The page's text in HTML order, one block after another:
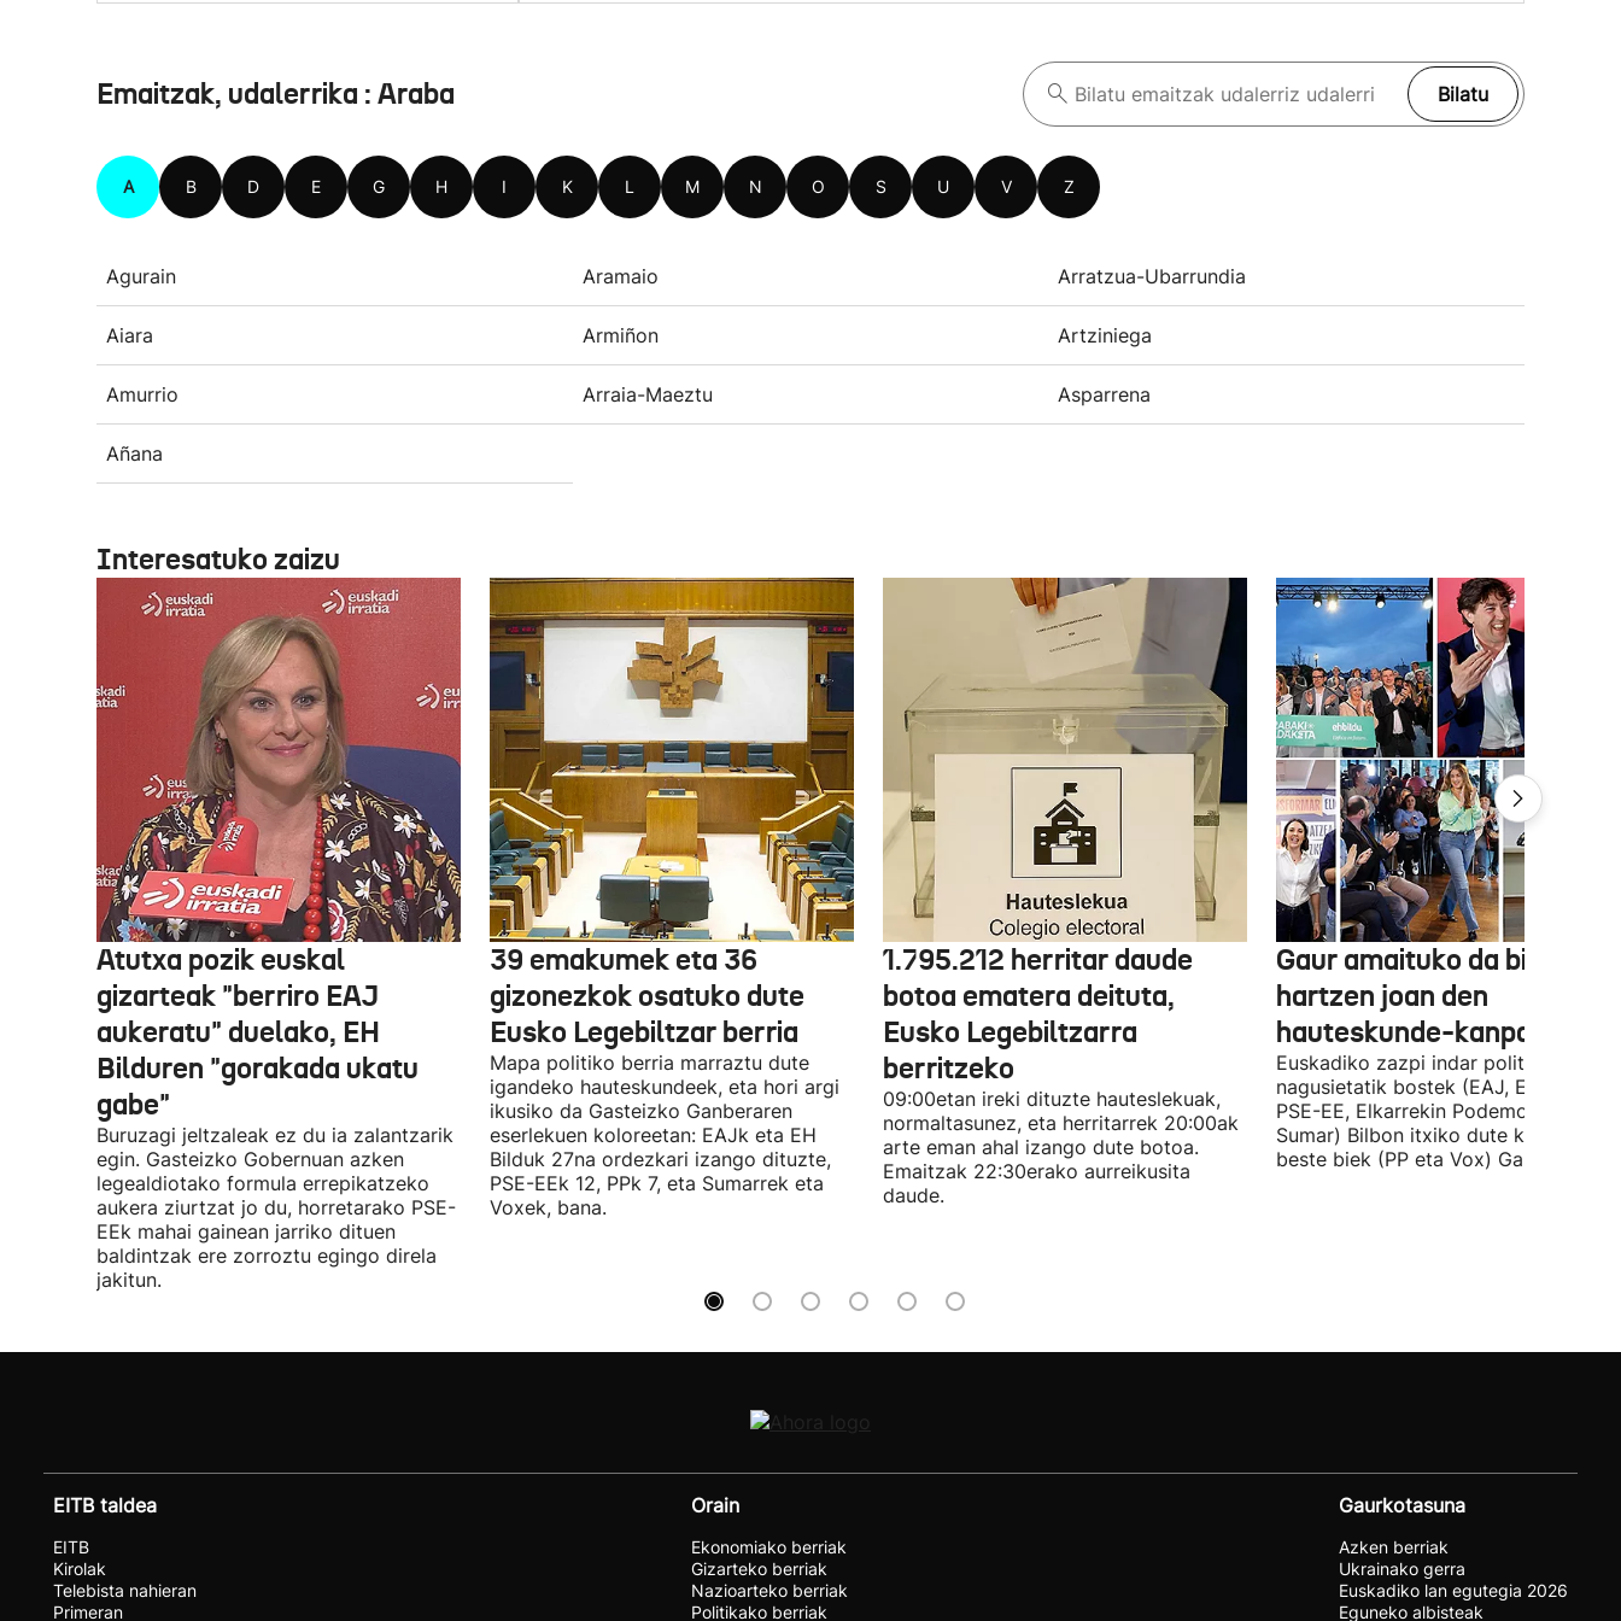
Emaitzak, udalerrika : Araba Bilatu
A B D E G H I K L M N O S U V Z
Agurain Aramaio Arratzua-Ubarrundia
Aiara Armiñon Artziniega
Amurrio Arraia-Maeztu Asparrena
Añana
Interesatuko zaizu
Atutxa pozik euskal
gizarteak "berriro EAJ
aukeratu" duelako, EH
Bilduren "gorakada ukatu
gabe"
Buruzagi jeltzaleak ez du ia zalantzarik
egin. Gasteizko Gobernuan azken
legealdiotako formula errepikatzeko
aukera ziurtzat jo du, horretarako PSE-
EEk mahai gainean jarriko dituen
baldintzak ere zorroztu egingo direla
jakitun.
39 emakumek eta 36
gizonezkok osatuko dute
Eusko Legebiltzar berria
Mapa politiko berria marraztu dute
igandeko hauteskundeek, eta hori argi
ikusiko da Gasteizko Ganberaren
eserlekuen koloreetan: EAJk eta EH
Bilduk 27na ordezkari izango dituzte,
PSE-EEk 12, PPk 7, eta Sumarrek eta
Voxek, bana.
1.795.212 herritar daude
botoa ematera deituta,
Eusko Legebiltzarra
berritzeko
09:00etan ireki dituzte hauteslekuak,
normaltasunez, eta herritarrek 20:00ak
arte eman ahal izango dute botoa.
Emaitzak 22:30erako aurreikusita
daude.
Gaur amaituko da
hartzen joan den
hauteskunde-kanpaina
Euskadiko zazpi indar politiko
nagusietatik bostek (EAJ, EH Bildu,
PSE-EE, Elkarrekin Podemos eta
Sumar) Bilbon itxiko dute kanpaina,
beste biek (PP eta Vox) Gasteizen.
EITB taldea
EITB
Kirolak
Telebista nahieran
Primeran
Orain
Ekonomiako berriak
Gizarteko berriak
Nazioarteko berriak
Politikako berriak
Gaurkotasuna
Azken berriak
Ukrainako gerra
Euskadiko lan egutegia 2026
Eguneko albisteak